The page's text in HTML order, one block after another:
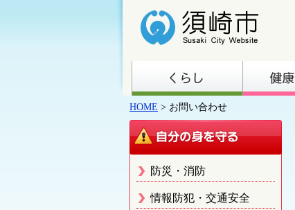
HOME > お問い合わせ
防災・消防
情報防犯・交通安全